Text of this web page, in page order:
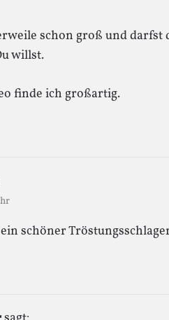
schon groß und darfst
willst.
finde ich großartig.
schöner